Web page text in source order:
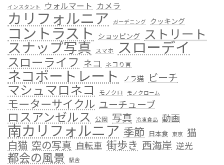
インスタント ウォルマート カメラ
カリフォルニア ガーデニング クッキング
コントラスト ショッピング ストリート
スナップ写真 スマホ スローデイ
スローライフ ネコ ネコり言
ネコポートレート ノラ猫 ビーチ
マシュマロネコ モノクロ モノクローム
モーターサイクル ユーチューブ
ロスアンゼルス 公園 写真 冷凍食品 動画
南カリフォルニア 季節 日本食 東京 猫
白猫 空の写真 自転車 街歩き 西海岸 逆光
都会の風景 駅舎